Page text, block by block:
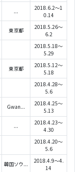
...
2018.6.2～1
0.14
東京都
2018.5.26～
6.2
2018.5.18～
5.29
東京都
2018.5.12～
5.18
2018.4.28～
5.6
Gwan...
2018.4.25～
5.13
...
2018.4.23～
4.30
2018.4.20～
5.6
韓国ソウ...
2018.4.9～4.
14